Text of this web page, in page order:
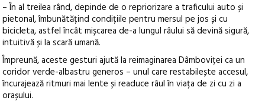
– În al treilea rând, depinde de o repriorizare a traficului auto și
pietonal, îmbunătățind condițiile pentru mersul pe jos și cu
bicicleta, astfel încât mișcarea de-a lungul râului să devină sigură,
intuitivă și la scară umană.
Împreună, aceste gesturi ajută la reimaginarea Dâmboviței ca un
coridor verde-albastru generos – unul care restabilește accesul,
încurajează ritmuri mai lente și readuce râul în viața de zi cu zi a
orașului.